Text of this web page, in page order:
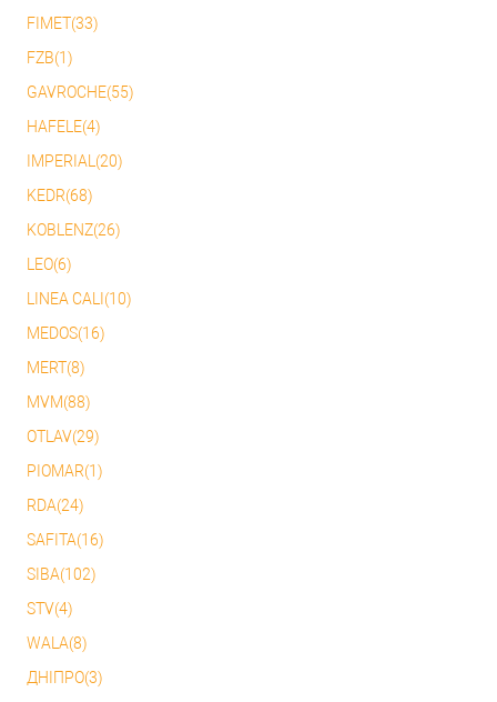
FIMET(33)
FZB(1)
GAVROCHE(55)
HAFELE(4)
IMPERIAL(20)
KEDR(68)
KOBLENZ(26)
LEO(6)
LINEA CALI(10)
MEDOS(16)
MERT(8)
MVM(88)
OTLAV(29)
PIOMAR(1)
RDA(24)
SAFITA(16)
SIBA(102)
STV(4)
WALA(8)
ДНІПРО(3)